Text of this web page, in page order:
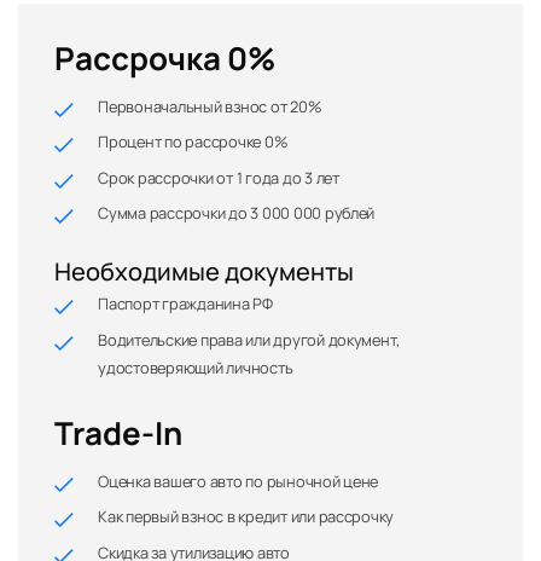
Рассрочка 0%
Первоначальный взнос от 20%
Процент по рассрочке 0%
Срок рассрочки от 1 года до 3 лет
Сумма рассрочки до 3 000 000 рублей
Необходимые документы
Паспорт гражданина РФ
Водительские права или другой документ,
удостоверяющий личность
Trade-In
Оценка вашего авто по рыночной цене
Как первый взнос в кредит или рассрочку
Скидка за утилизацию авто